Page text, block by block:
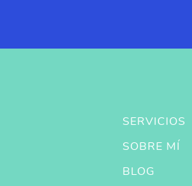
SERVICIOS
SOBRE MÍ
BLOG